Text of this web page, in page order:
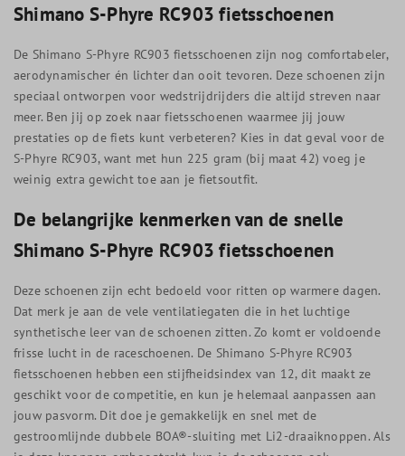
Shimano S-Phyre RC903 fietsschoenen
De Shimano S-Phyre RC903 fietsschoenen zijn nog comfortabeler,
aerodynamischer én lichter dan ooit tevoren. Deze schoenen zijn
speciaal ontworpen voor wedstrijdrijders die altijd streven naar
meer. Ben jij op zoek naar fietsschoenen waarmee jij jouw
prestaties op de fiets kunt verbeteren? Kies in dat geval voor de
S-Phyre RC903, want met hun 225 gram (bij maat 42) voeg je
weinig extra gewicht toe aan je fietsoutfit.
De belangrijke kenmerken van de snelle
Shimano S-Phyre RC903 fietsschoenen
Deze schoenen zijn echt bedoeld voor ritten op warmere dagen.
Dat merk je aan de vele ventilatiegaten die in het luchtige
synthetische leer van de schoenen zitten. Zo komt er voldoende
frisse lucht in de raceschoenen. De Shimano S-Phyre RC903
fietsschoenen hebben een stijfheidsindex van 12, dit maakt ze
geschikt voor de competitie, en kun je helemaal aanpassen aan
jouw pasvorm. Dit doe je gemakkelijk en snel met de
gestroomlijnde dubbele BOA®-sluiting met Li2-draaiknoppen. Als